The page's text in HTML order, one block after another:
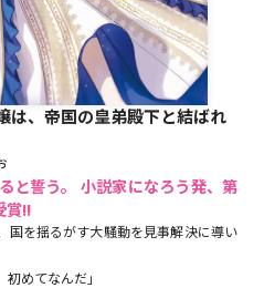
クガルド
ククリエ
は、帝国の皇弟殿下と結ばれ
と誓う。 小説家になろう発、第
賞!!
国を揺るがす大騒動を見事解決に導い
初めてなんだ」